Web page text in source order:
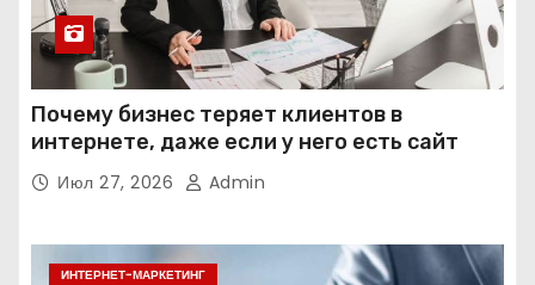
Почему бизнес теряет клиентов в
интернете, даже если у него есть сайт
Июл 27, 2026 Admin
ИНТЕРНЕТ-МАРКЕТИНГ